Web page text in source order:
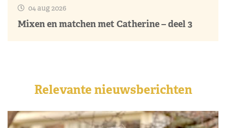
04 aug 2026
Mixen en matchen met Catherine – deel 3
Relevante nieuwsberichten